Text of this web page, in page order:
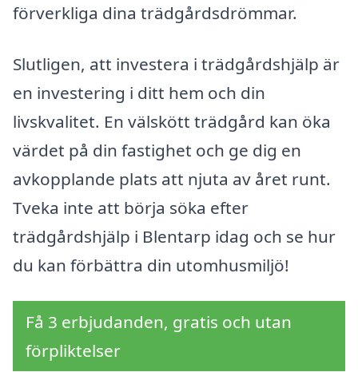
förverkliga dina trädgårdsdrömmar.
Slutligen, att investera i trädgårdshjälp är
en investering i ditt hem och din
livskvalitet. En välskött trädgård kan öka
värdet på din fastighet och ge dig en
avkopplande plats att njuta av året runt.
Tveka inte att börja söka efter
trädgårdshjälp i Blentarp idag och se hur
du kan förbättra din utomhusmiljö!
Få 3 erbjudanden, gratis och utan
förpliktelser